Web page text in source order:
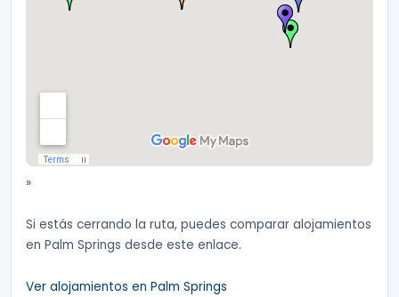
»
Si estás cerrando la ruta, puedes comparar alojamientos
en Palm Springs desde este enlace.
Ver alojamientos en Palm Springs